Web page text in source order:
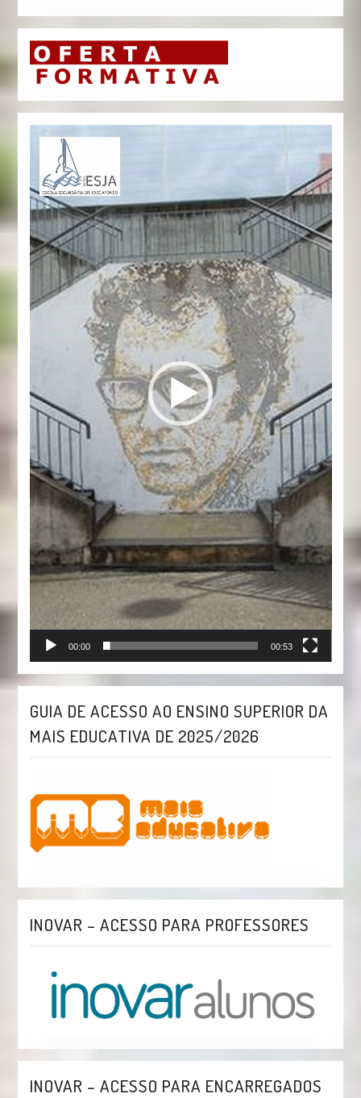
Reprodutor
vídeo
00:00 00:53
GUIA DE ACESSO AO ENSINO SUPERIOR DA
MAIS EDUCATIVA DE 2025/2026
INOVAR – ACESSO PARA PROFESSORES
INOVAR – ACESSO PARA ENCARREGADOS